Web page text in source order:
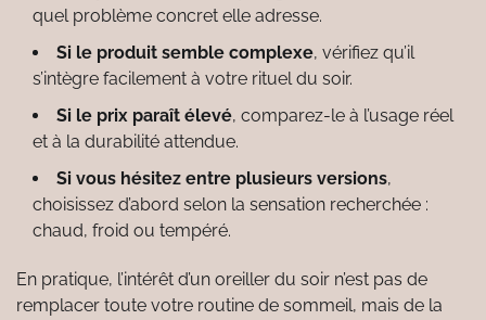
quel problème concret elle adresse.
Si le produit semble complexe, vérifiez qu’il
s’intègre facilement à votre rituel du soir.
Si le prix paraît élevé, comparez-le à l’usage réel
et à la durabilité attendue.
Si vous hésitez entre plusieurs versions,
choisissez d’abord selon la sensation recherchée :
chaud, froid ou tempéré.
En pratique, l’intérêt d’un oreiller du soir n’est pas de
remplacer toute votre routine de sommeil, mais de la